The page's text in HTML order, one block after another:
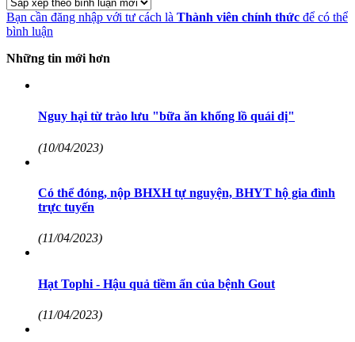
Bạn cần đăng nhập với tư cách là Thành viên chính thức để có thể
bình luận
Những tin mới hơn
Nguy hại từ trào lưu "bữa ăn khổng lồ quái dị"
(10/04/2023)
Có thể đóng, nộp BHXH tự nguyện, BHYT hộ gia đình
trực tuyến
(11/04/2023)
Hạt Tophi - Hậu quả tiềm ẩn của bệnh Gout
(11/04/2023)